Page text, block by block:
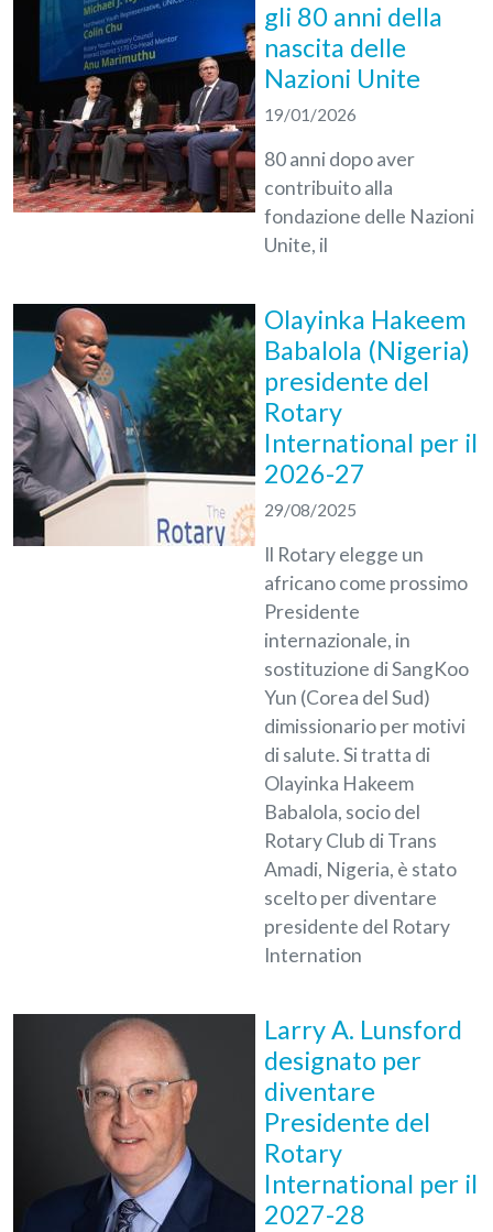
gli 80 anni della
nascita delle
Nazioni Unite
19/01/2026
80 anni dopo aver
contribuito alla
fondazione delle Nazioni
Unite, il
Olayinka Hakeem
Babalola (Nigeria)
presidente del
Rotary
International per il
2026-27
29/08/2025
Il Rotary elegge un
africano come prossimo
Presidente
internazionale, in
sostituzione di SangKoo
Yun (Corea del Sud)
dimissionario per motivi
di salute. Si tratta di
Olayinka Hakeem
Babalola, socio del
Rotary Club di Trans
Amadi, Nigeria, è stato
scelto per diventare
presidente del Rotary
Internation
Larry A. Lunsford
designato per
diventare
Presidente del
Rotary
International per il
2027-28